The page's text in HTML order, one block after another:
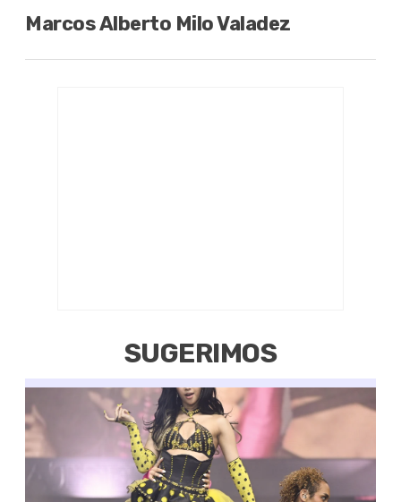
Marcos Alberto Milo Valadez
SUGERIMOS